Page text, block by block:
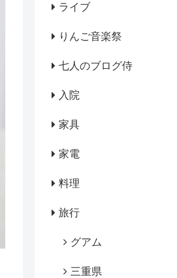
ライブ
りんご音楽祭
七人のブログ侍
入院
家具
家電
料理
旅行
グアム
三重県